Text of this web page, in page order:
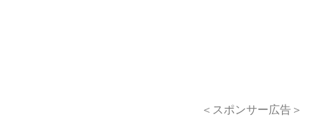
＜スポンサー広告＞